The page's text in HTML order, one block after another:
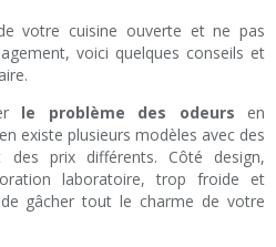
votre cuisine ouverte et ne pas
voici quelques conseils et
le problème des odeurs en
existe plusieurs modèles avec des
des prix différents. Côté design,
laboratoire, trop froide et
gâcher tout le charme de votre